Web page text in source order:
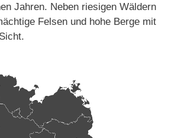
Jahren. Neben riesigen Wäldern
Felsen und hohe Berge mit